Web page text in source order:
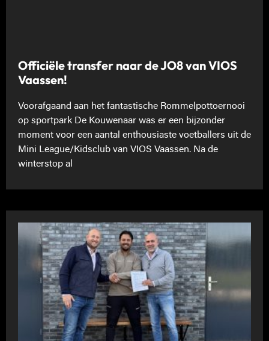
Officiële transfer naar de JO8 van VIOS
Vaassen!
Voorafgaand aan het fantastische Rommelpottoernooi
op sportpark De Kouwenaar was er een bijzonder
moment voor een aantal enthousiaste voetballers uit de
Mini League/Kidsclub van VIOS Vaassen. Na de
winterstop al